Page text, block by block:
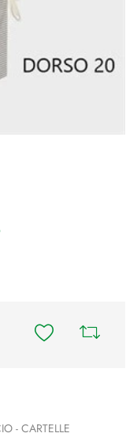
- CARTELLE